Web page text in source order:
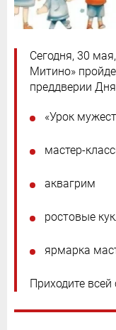
Сегодня, 30
Митино»
преддверии
«Урок
мастер-
аквагрим
ростовые
ярмарка
Приходите всей